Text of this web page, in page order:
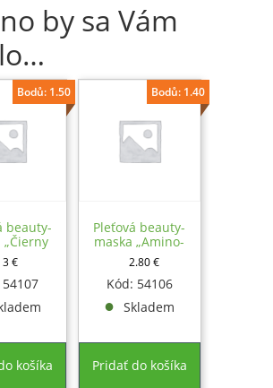
by sa Vám
beauty-
​​„Čierny
3€
Bodů: 1.50
košíka
Pleťová beauty-
maska ​​„Amino-
koktail”
2.80€
Bodů: 1.40
Kód: 54106
Skladem
Pridať do košíka